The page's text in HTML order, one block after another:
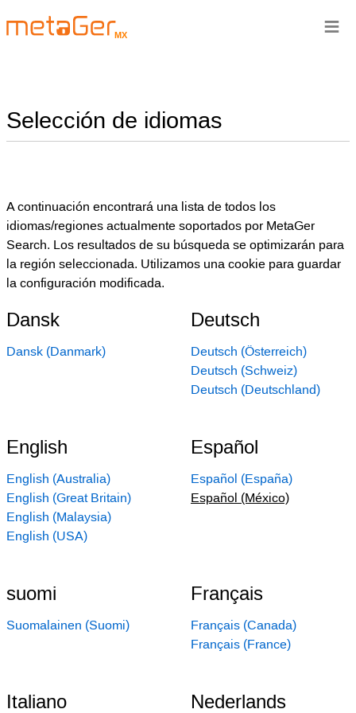
MX
Selección de idiomas
A continuación encontrará una lista de todos los
idiomas/regiones actualmente soportados por MetaGer
Search. Los resultados de su búsqueda se optimizarán para
la región seleccionada. Utilizamos una cookie para guardar
la configuración modificada.
Dansk
Dansk (Danmark)
Deutsch
Deutsch (Österreich)
Deutsch (Schweiz)
Deutsch (Deutschland)
English
English (Australia)
English (Great Britain)
English (Malaysia)
English (USA)
Español
Español (España)
Español (México)
suomi
Suomalainen (Suomi)
Français
Français (Canada)
Français (France)
Italiano Nederlands
≡